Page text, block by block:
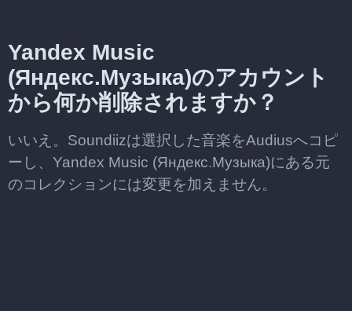
Yandex Music
(Яндекс.Музыка)のアカウント
から何か削除されますか？
いいえ。Soundiizは選択した音楽をAudiusへコピ
ーし、Yandex Music (Яндекс.Музыка)にある元
のコレクションには変更を加えません。